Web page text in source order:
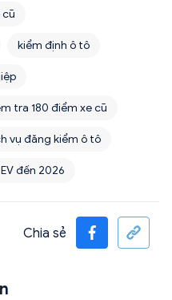
cũ
kiểm định ô tô
tra 180 điểm xe cũ
vụ đăng kiểm ô tô
đến 2026
Chia sẻ